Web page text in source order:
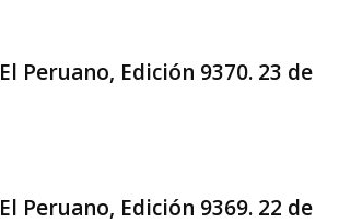
Peruano, Edición 9370. 23 de
Peruano, Edición 9369. 22 de